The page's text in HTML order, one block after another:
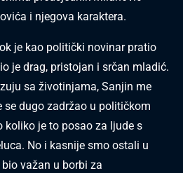
i njegova karaktera.
je kao politički novinar pratio
je drag, pristojan i srčan mladić.
sa životinjama, Sanjin me
se dugo zadržao u političkom
koliko je to posao za ljude s
No i kasnije smo ostali u
važan u borbi za